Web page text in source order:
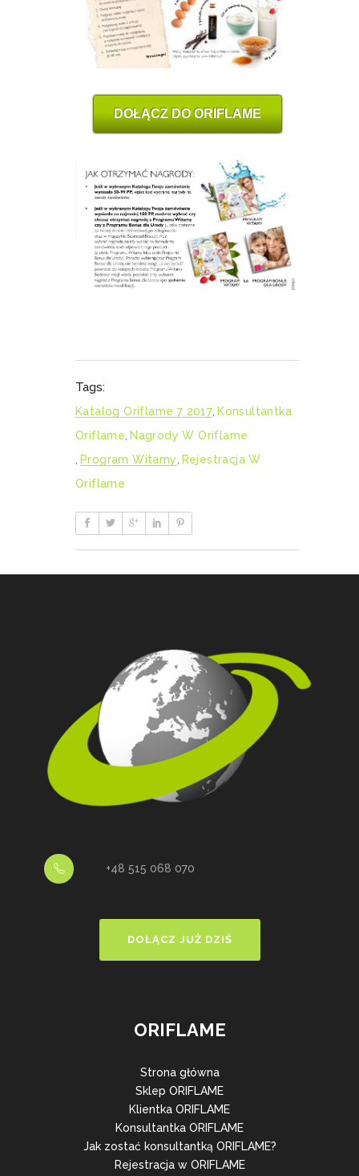
DOŁĄCZ DO ORIFLAME
Tags:
Katalog Oriflame 7 2017, Konsultantka
Oriflame, Nagrody W Oriflame
, Program Witamy, Rejestracja W
Oriflame
+48 515 068 070
DOŁĄCZ JUŻ DZIŚ
ORIFLAME
Strona główna
Sklep ORIFLAME
Klientka ORIFLAME
Konsultantka ORIFLAME
Jak zostać konsultantką ORIFLAME?
Rejestracja w ORIFLAME